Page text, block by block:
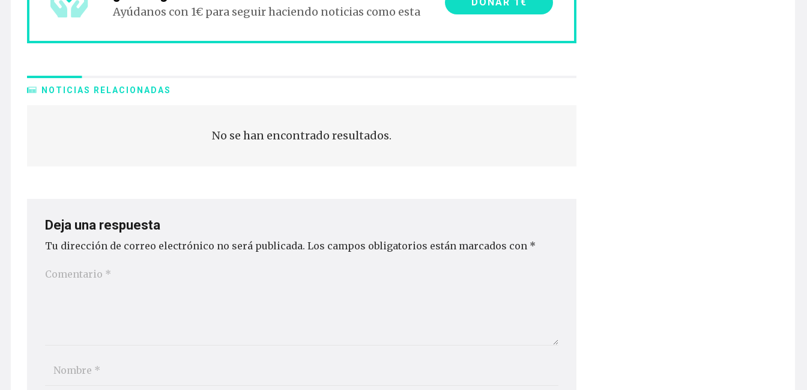
Ayúdanos con 1€ para seguir haciendo noticias como esta
NOTICIAS RELACIONADAS
No se han encontrado resultados.
Deja una respuesta
Tu dirección de correo electrónico no será publicada. Los campos obligatorios están marcados con *